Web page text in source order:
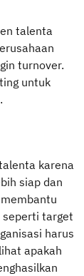
talenta
turnover.
untuk
karena
siap dan
seperti target
harus
apakah